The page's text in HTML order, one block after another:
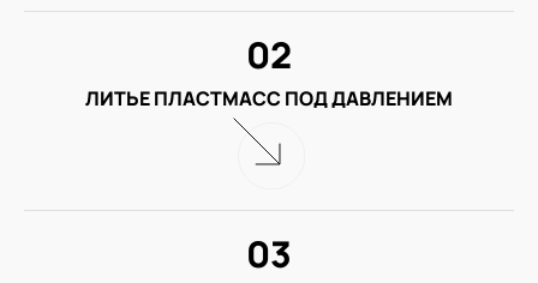
ЛИТЬЕ ПЛАСТМАСС ПОД ДАВЛЕНИЕМ
02
03